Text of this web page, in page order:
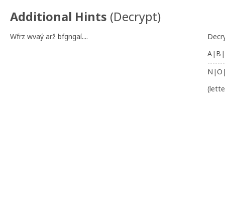
Additional Hints (Decrypt)
Wfrz wvaý arž bfgngaí....